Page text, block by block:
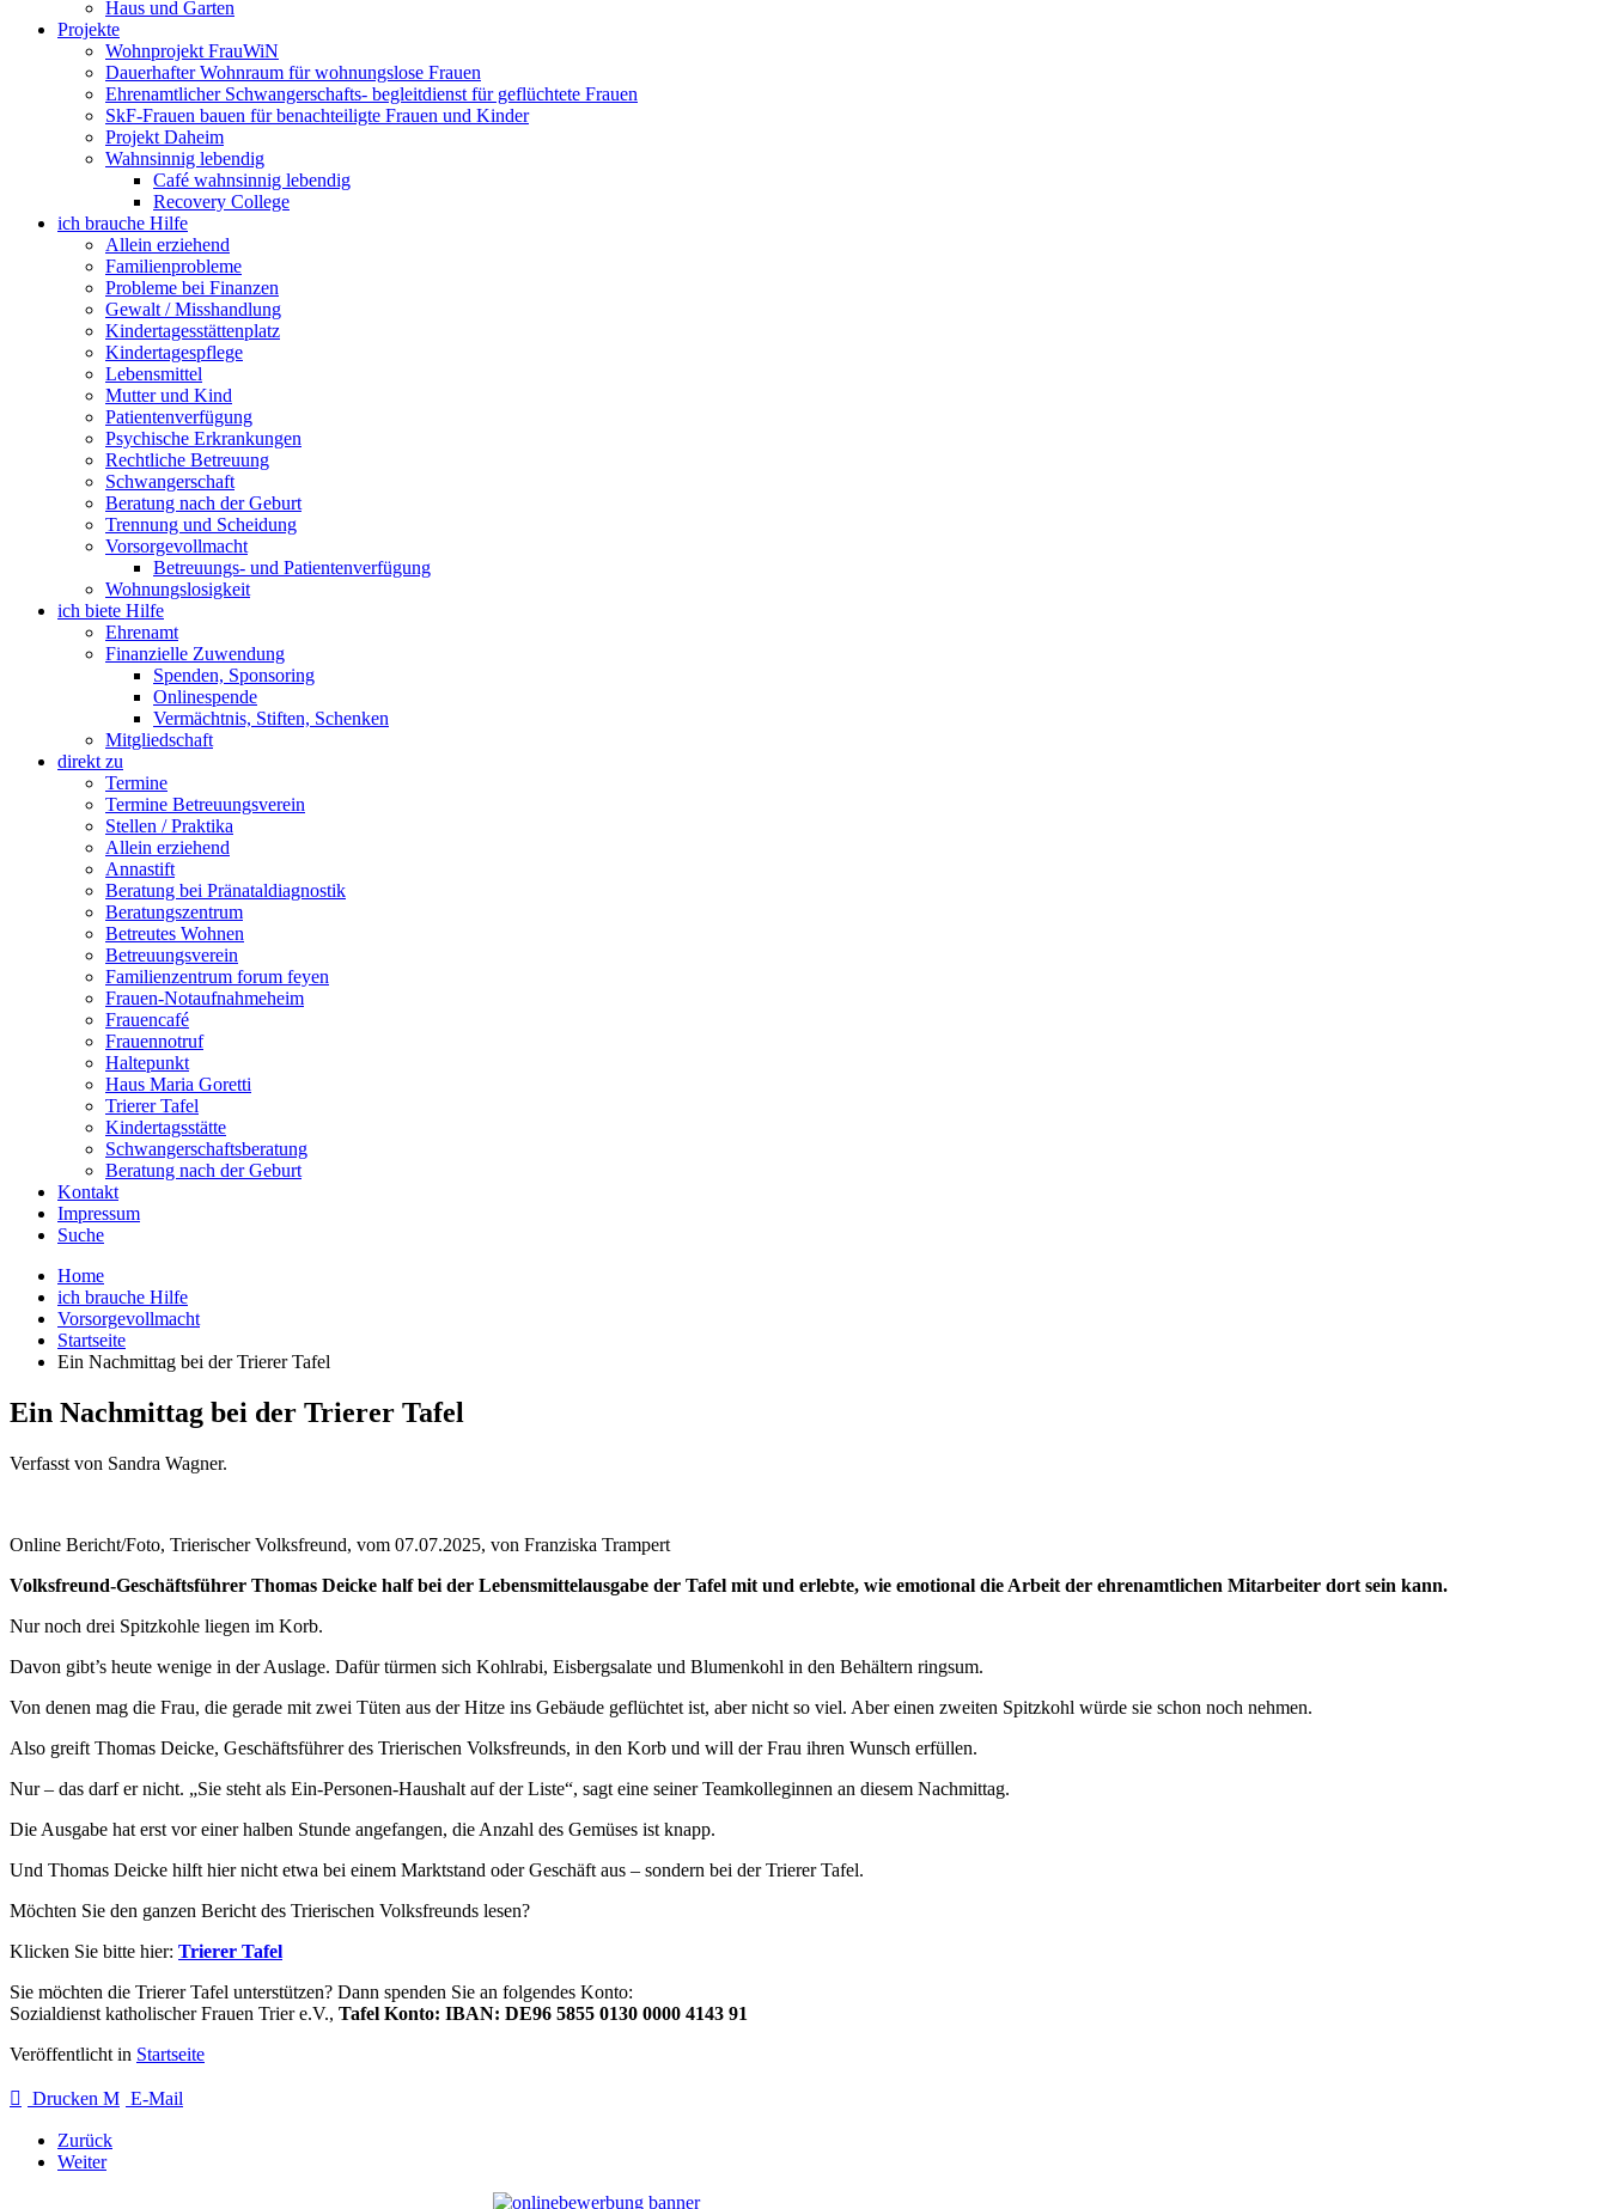
Haus und Garten
Projekte
Wohnprojekt FrauWiN
Dauerhafter Wohnraum für wohnungslose Frauen
Ehrenamtlicher Schwangerschafts- begleitdienst für geflüchtete Frauen
SkF-Frauen bauen für benachteiligte Frauen und Kinder
Projekt Daheim
Wahnsinnig lebendig
Café wahnsinnig lebendig
Recovery College
ich brauche Hilfe
Allein erziehend
Familienprobleme
Probleme bei Finanzen
Gewalt / Misshandlung
Kindertagesstättenplatz
Kindertagespflege
Lebensmittel
Mutter und Kind
Patientenverfügung
Psychische Erkrankungen
Rechtliche Betreuung
Schwangerschaft
Beratung nach der Geburt
Trennung und Scheidung
Vorsorgevollmacht
Betreuungs- und Patientenverfügung
Wohnungslosigkeit
ich biete Hilfe
Ehrenamt
Finanzielle Zuwendung
Spenden, Sponsoring
Onlinespende
Vermächtnis, Stiften, Schenken
Mitgliedschaft
direkt zu
Termine
Termine Betreuungsverein
Stellen / Praktika
Allein erziehend
Annastift
Beratung bei Pränataldiagnostik
Beratungszentrum
Betreutes Wohnen
Betreuungsverein
Familienzentrum forum feyen
Frauen-Notaufnahmeheim
Frauencafé
Frauennotruf
Haltepunkt
Haus Maria Goretti
Trierer Tafel
Kindertagsstätte
Schwangerschaftsberatung
Beratung nach der Geburt
Kontakt
Impressum
Suche
Home
ich brauche Hilfe
Vorsorgevollmacht
Startseite
Ein Nachmittag bei der Trierer Tafel
Ein Nachmittag bei der Trierer Tafel
Verfasst von Sandra Wagner.
Online Bericht/Foto, Trierischer Volksfreund, vom 07.07.2025, von Franziska Trampert
Volksfreund-Geschäftsführer Thomas Deicke half bei der Lebensmittelausgabe der Tafel mit und erlebte, wie emotional die Arbeit der ehrenamtlichen Mitarbeiter dort sein kann.
Nur noch drei Spitzkohle liegen im Korb.
Davon gibt’s heute wenige in der Auslage. Dafür türmen sich Kohlrabi, Eisbergsalate und Blumenkohl in den Behältern ringsum.
Von denen mag die Frau, die gerade mit zwei Tüten aus der Hitze ins Gebäude geflüchtet ist, aber nicht so viel. Aber einen zweiten Spitzkohl würde sie schon noch nehmen.
Also greift Thomas Deicke, Geschäftsführer des Trierischen Volksfreunds, in den Korb und will der Frau ihren Wunsch erfüllen.
Nur – das darf er nicht. „Sie steht als Ein-Personen-Haushalt auf der Liste“, sagt eine seiner Teamkolleginnen an diesem Nachmittag.
Die Ausgabe hat erst vor einer halben Stunde angefangen, die Anzahl des Gemüses ist knapp.
Und Thomas Deicke hilft hier nicht etwa bei einem Marktstand oder Geschäft aus – sondern bei der Trierer Tafel.
Möchten Sie den ganzen Bericht des Trierischen Volksfreunds lesen?
Klicken Sie bitte hier: Trierer Tafel
Sie möchten die Trierer Tafel unterstützen? Dann spenden Sie an folgendes Konto:
Sozialdienst katholischer Frauen Trier e.V., Tafel Konto: IBAN: DE96 5855 0130 0000 4143 91
Veröffentlicht in Startseite
Drucken E-Mail
Zurück
Weiter